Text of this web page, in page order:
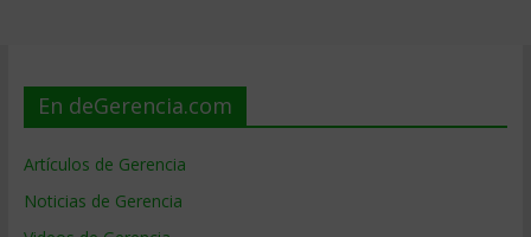
En deGerencia.com
Artículos de Gerencia
Noticias de Gerencia